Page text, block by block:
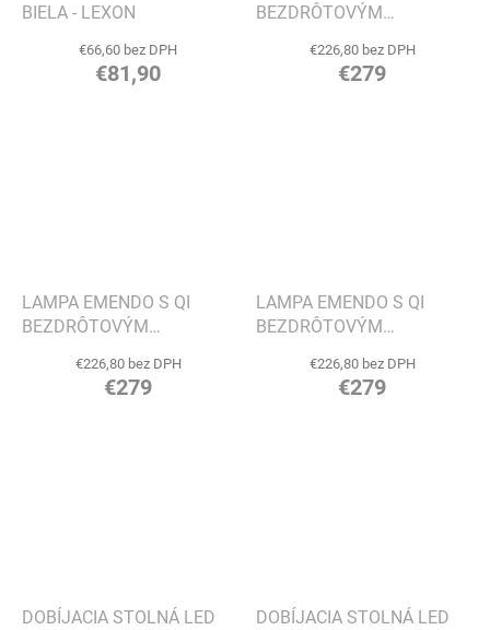
BIELA - LEXON
€66,60 bez DPH
€81,90
BEZDRÔTOVÝM
SMARAGDOVO ZELENÁ -
€226,80 bez DPH
€279
LAMPA EMENDO S QI
BEZDRÔTOVÝM
EVA SOLO
€226,80 bez DPH
€279
LAMPA EMENDO S QI
BEZDRÔTOVÝM
€226,80 bez DPH
€279
DOBÍJACIA STOLNÁ LED
DOBÍJACIA STOLNÁ LED